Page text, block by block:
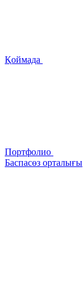
Қоймада
Портфолио
Баспасөз орталығы